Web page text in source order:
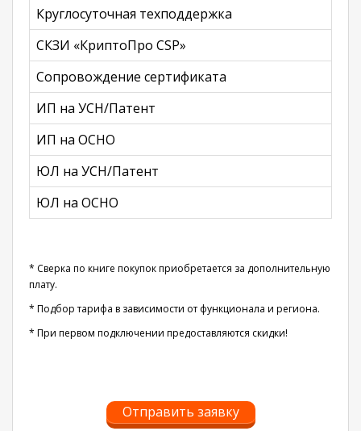
Круглосуточная техподдержка
СКЗИ «КриптоПро CSP»
Сопровождение сертификата
ИП на УСН/Патент
ИП на ОСНО
ЮЛ на УСН/Патент
ЮЛ на ОСНО
* Сверка по книге покупок приобретается за дополнительную
плату.
* Подбор тарифа в зависимости от функционала и региона.
* При первом подключении предоставляются скидки!
Отправить заявку